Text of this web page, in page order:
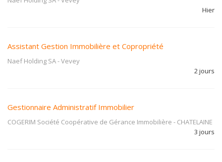
Hier
Assistant Gestion Immobilière et Copropriété
Naef Holding SA-Vevey
2 jours
Gestionnaire Administratif Immobilier
COGERIM Société Coopérative de Gérance Immobilière - CHATELAINE
3 jours